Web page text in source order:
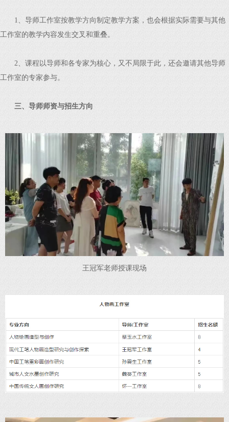
1、导师工作室按教学方向制定教学方案，也会根据实际需要与其他
工作室的教学内容发生交叉和重叠。
2、课程以导师和各专家为核心，又不局限于此，还会邀请其他导师
工作室的专家参与。
三、导师师资与招生方向
王冠军老师授课现场